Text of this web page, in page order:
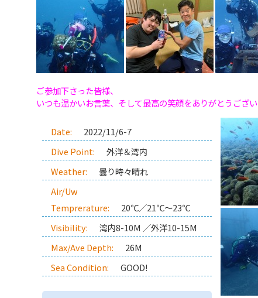
ご参加下さった皆様、
いつも温かいお言葉、そして最高の笑顔をありがとうござ
Date:
2022/11/6-7
Dive Point:
外洋＆湾内
Weather:
曇り時々晴れ
Air/Uw
Temprerature:
20℃／21℃～23℃
Visibility:
湾内8-10M ／外洋10-15M
Max/Ave Depth:
26M
Sea Condition:
GOOD!